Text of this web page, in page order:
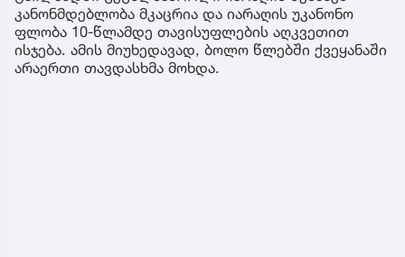
კანონმდებლობა მკაცრია და იარაღის უკანონო
ფლობა 10-წლამდე თავისუფლების აღკვეთით
ისჯება. ამის მიუხედავად, ბოლო წლებში ქვეყანაში
არაერთი თავდასხმა მოხდა.